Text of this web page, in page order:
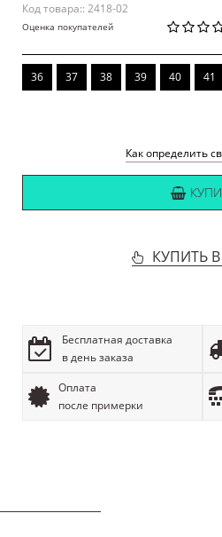
Код товара:: 2418-02
Оценка покупателей
36 37 38 39 40 41
Как определить
КУПИТЬ
Бесплатная доставка
в день заказа
Оплата
после примерки